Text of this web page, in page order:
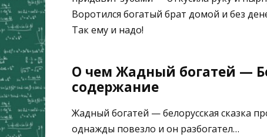
Воротился богатый брат домой и без
Так ему и надо!
О чем Жадный богатей —
содержание
Жадный богатей — белорусская сказка
однажды повезло и он разбогател…